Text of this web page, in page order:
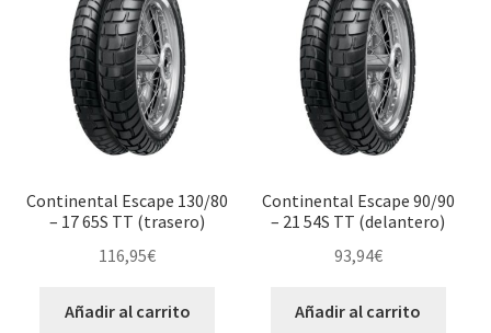
Continental Escape 130/80
– 17 65S TT (trasero)
116,95€
Añadir al carrito
Continental Escape 90/90
– 21 54S TT (delantero)
93,94€
Añadir al carrito